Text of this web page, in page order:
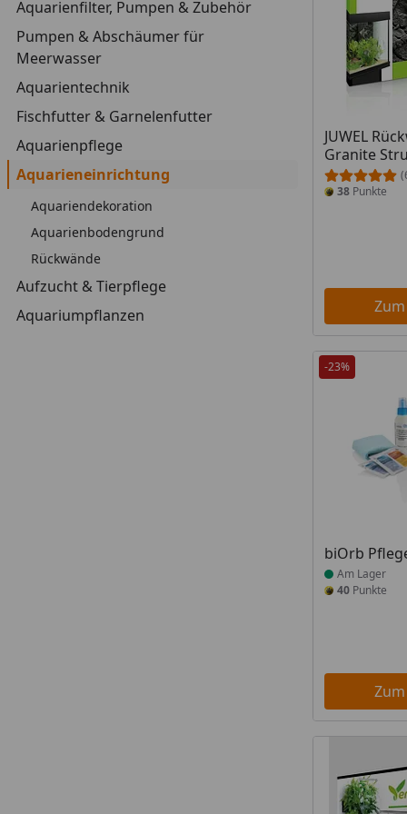
Aquarienfilter, Pumpen & Zubehör
Pumpen & Abschäumer für
Meerwasser
Aquarientechnik
Fischfutter & Garnelenfutter
Aquarienpflege
Aquarieneinrichtung
Aquariendekoration
Aquarienbodengrund
Rückwände
Aufzucht & Tierpflege
Aquariumpflanzen
JUWEL
Granite
38 Punkte
-23%
biOrb
Produkt am
Am Lager
40 Punkte